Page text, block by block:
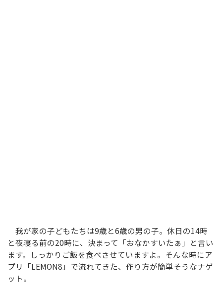
我が家の子どもたちは9歳と6歳の男の子。休日の14時
と夜寝る前の20時に、決まって「おなかすいたぁ」と言い
ます。しっかりご飯を食べさせていますよ。そんな時にア
プリ「LEMON8」で流れてきた、作り方が簡単そうなナゲ
ット。